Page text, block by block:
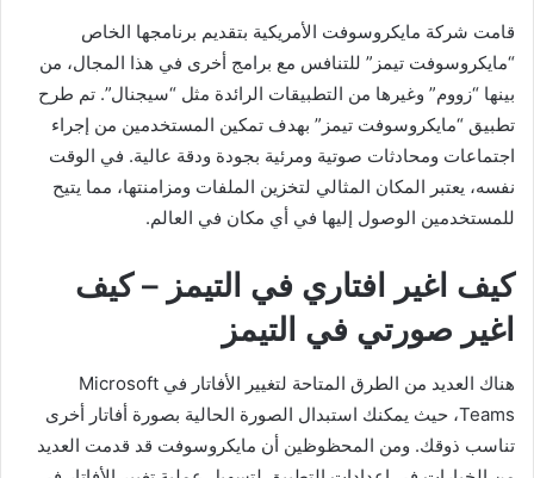
قامت شركة مايكروسوفت الأمريكية بتقديم برنامجها الخاص
“مايكروسوفت تيمز” للتنافس مع برامج أخرى في هذا المجال، من
بينها “زووم” وغيرها من التطبيقات الرائدة مثل “سيجنال”. تم طرح
تطبيق “مايكروسوفت تيمز” بهدف تمكين المستخدمين من إجراء
اجتماعات ومحادثات صوتية ومرئية بجودة ودقة عالية. في الوقت
نفسه، يعتبر المكان المثالي لتخزين الملفات ومزامنتها، مما يتيح
للمستخدمين الوصول إليها في أي مكان في العالم.
كيف اغير افتاري في التيمز – كيف
اغير صورتي في التيمز
هناك العديد من الطرق المتاحة لتغيير الأفاتار في Microsoft
Teams، حيث يمكنك استبدال الصورة الحالية بصورة أفاتار أخرى
تناسب ذوقك. ومن المحظوظين أن مايكروسوفت قد قدمت العديد